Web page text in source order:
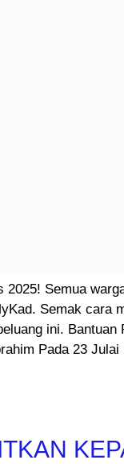
Semua
Semak cara
ini.
Pada 23